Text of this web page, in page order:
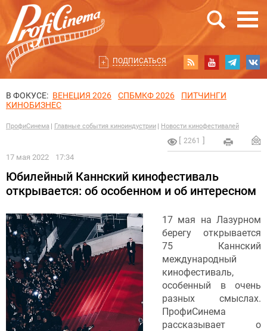
ПОДПИСАТЬСЯ
В ФОКУСЕ: ВЕНЕЦИЯ 2026 СПБМКФ 2026
ПИТЧИНГИ
КИНОБИЗНЕС
ПрофиСинема Главные события киноиндустрии Новости кинофестивалей
2261
17 мая 2022 17:34
Юбилейный Каннский кинофестиваль
открывается: об особенном и об интересном
17 мая на Лазурном
берегу открывается
75 Каннский
международный
кинофестиваль,
особенный в очень
разных смыслах.
ПрофиСинема
рассказывает о